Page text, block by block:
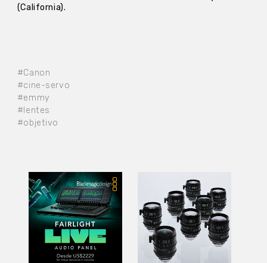
#Canon
#cine-servo
#emmy
#lentes
#objetivo
(California).